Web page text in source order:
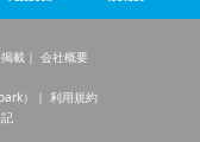
載
会社概要
）
利用規約